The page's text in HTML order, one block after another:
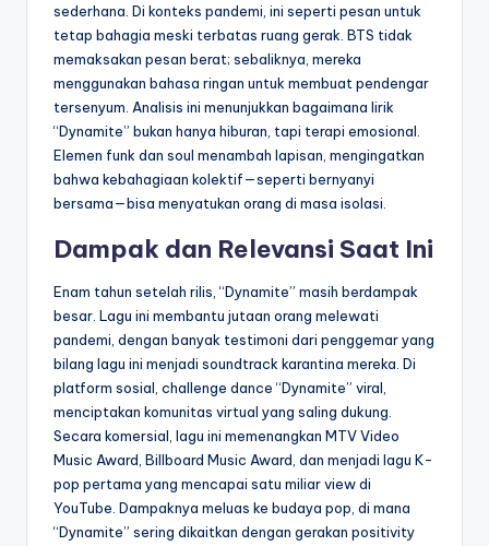
sederhana. Di konteks pandemi, ini seperti pesan untuk
tetap bahagia meski terbatas ruang gerak. BTS tidak
memaksakan pesan berat; sebaliknya, mereka
menggunakan bahasa ringan untuk membuat pendengar
tersenyum. Analisis ini menunjukkan bagaimana lirik
“Dynamite” bukan hanya hiburan, tapi terapi emosional.
Elemen funk dan soul menambah lapisan, mengingatkan
bahwa kebahagiaan kolektif—seperti bernyanyi
bersama—bisa menyatukan orang di masa isolasi.
Dampak dan Relevansi Saat Ini
Enam tahun setelah rilis, “Dynamite” masih berdampak
besar. Lagu ini membantu jutaan orang melewati
pandemi, dengan banyak testimoni dari penggemar yang
bilang lagu ini menjadi soundtrack karantina mereka. Di
platform sosial, challenge dance “Dynamite” viral,
menciptakan komunitas virtual yang saling dukung.
Secara komersial, lagu ini memenangkan MTV Video
Music Award, Billboard Music Award, dan menjadi lagu K-
pop pertama yang mencapai satu miliar view di
YouTube. Dampaknya meluas ke budaya pop, di mana
“Dynamite” sering dikaitkan dengan gerakan positivity